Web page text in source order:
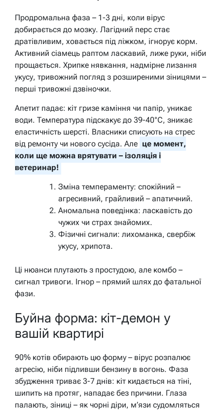
Продромальна фаза – 1-3 дні, коли вірус
добирається до мозку. Лагідний перс стає
дратівливим, ховається під ліжком, ігнорує корм.
Активний сіамець раптом ласкавий, лиже руки, ніби
прощається. Хрипке нявкання, надмірне лизання
укусу, тривожний погляд з розширеними зіницями –
перші тривожні дзвіночки.
Апетит падає: кіт гризе каміння чи папір, уникає
води. Температура підскакує до 39-40°C, зникає
еластичність шерсті. Власники списують на стрес
від ремонту чи нового сусіда. Але це момент,
коли ще можна врятувати – ізоляція і
ветеринар!
Зміна темпераменту: спокійний –
агресивний, грайливий – апатичний.
Аномальна поведінка: ласкавість до
чужих чи страх знайомих.
Фізичні сигнали: лихоманка, свербіж
укусу, хрипота.
Ці нюанси плутають з простудою, але комбо –
сигнал тривоги. Ігнор – прямий шлях до фатальної
фази.
Буйна форма: кіт-демон у
вашій квартирі
90% котів обирають цю форму – вірус розпалює
агресію, ніби підливши бензину в вогонь. Фаза
збудження триває 3-7 днів: кіт кидається на тіні,
шипить на протяг, нападає без причини. Глаза
палають, зіниці – як чорні діри, м’язи судомляться